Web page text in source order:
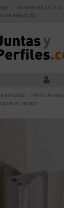
Advertência jurídica
de desejos (0)
bancadas
Perfis de pisos
ou terraço